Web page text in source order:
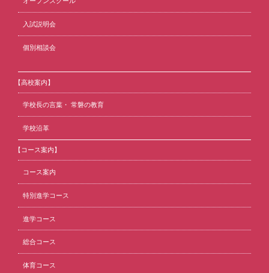
入試説明会
個別相談会
【高校案内】
学校長の言葉・ 常磐の教育
学校沿革
【コース案内】
コース案内
特別進学コース
進学コース
総合コース
体育コース